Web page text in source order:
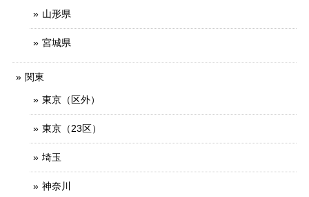
山形県
宮城県
関東
東京（区外）
東京（23区）
埼玉
神奈川